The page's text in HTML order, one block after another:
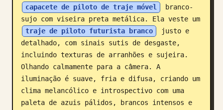
capacete de piloto de traje móvel
branco-
traje de piloto futurista branco
justo e
detalhado, com sinais sutis de desgaste,
incluindo texturas de arranhões e sujeira.
Olhando calmamente para a câmera. A
iluminação é suave, fria e difusa, criando um
clima melancólico e introspectivo com uma
paleta de azuis pálidos, brancos intensos e